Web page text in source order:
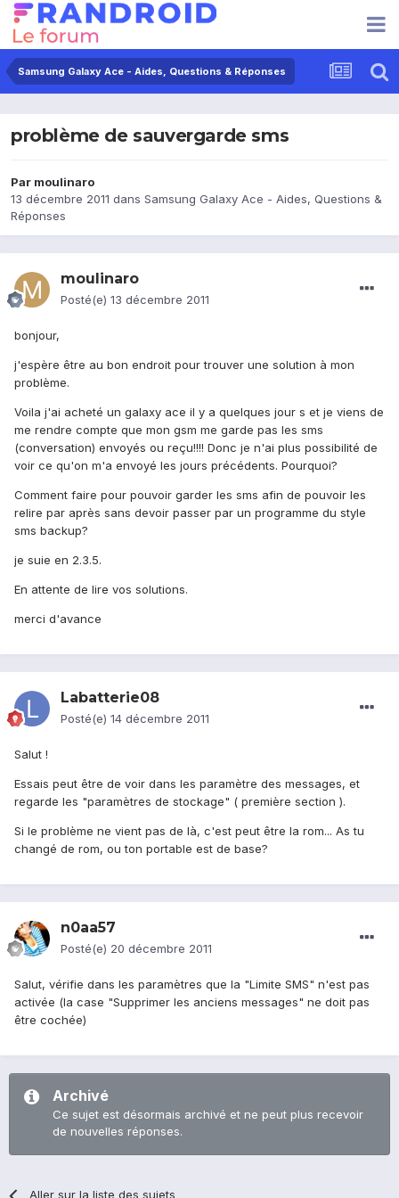
Samsung Galaxy Ace - Aides, Questions & Réponses
problème de sauvergarde sms
Par moulinaro
13 décembre 2011 dans Samsung Galaxy Ace - Aides, Questions &
Réponses
moulinaro
Posté(e) 13 décembre 2011
bonjour,
j'espère être au bon endroit pour trouver une solution à mon
problème.
Voila j'ai acheté un galaxy ace il y a quelques jour s et je viens de
me rendre compte que mon gsm me garde pas les sms
(conversation) envoyés ou reçu!!!! Donc je n'ai plus possibilité de
voir ce qu'on m'a envoyé les jours précédents. Pourquoi?
Comment faire pour pouvoir garder les sms afin de pouvoir les
relire par après sans devoir passer par un programme du style
sms backup?
je suie en 2.3.5.
En attente de lire vos solutions.
merci d'avance
Labatterie08
Posté(e) 14 décembre 2011
Salut !
Essais peut être de voir dans les paramètre des messages, et
regarde les "paramètres de stockage" ( première section ).
Si le problème ne vient pas de là, c'est peut être la rom... As tu
changé de rom, ou ton portable est de base?
n0aa57
Posté(e) 20 décembre 2011
Salut, vérifie dans les paramètres que la "Limite SMS" n'est pas
activée (la case "Supprimer les anciens messages" ne doit pas
être cochée)
Archivé
Ce sujet est désormais archivé et ne peut plus recevoir
de nouvelles réponses.
Aller sur la liste des sujets